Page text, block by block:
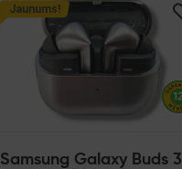
Jaunums!
Samsung Galaxy Buds 3